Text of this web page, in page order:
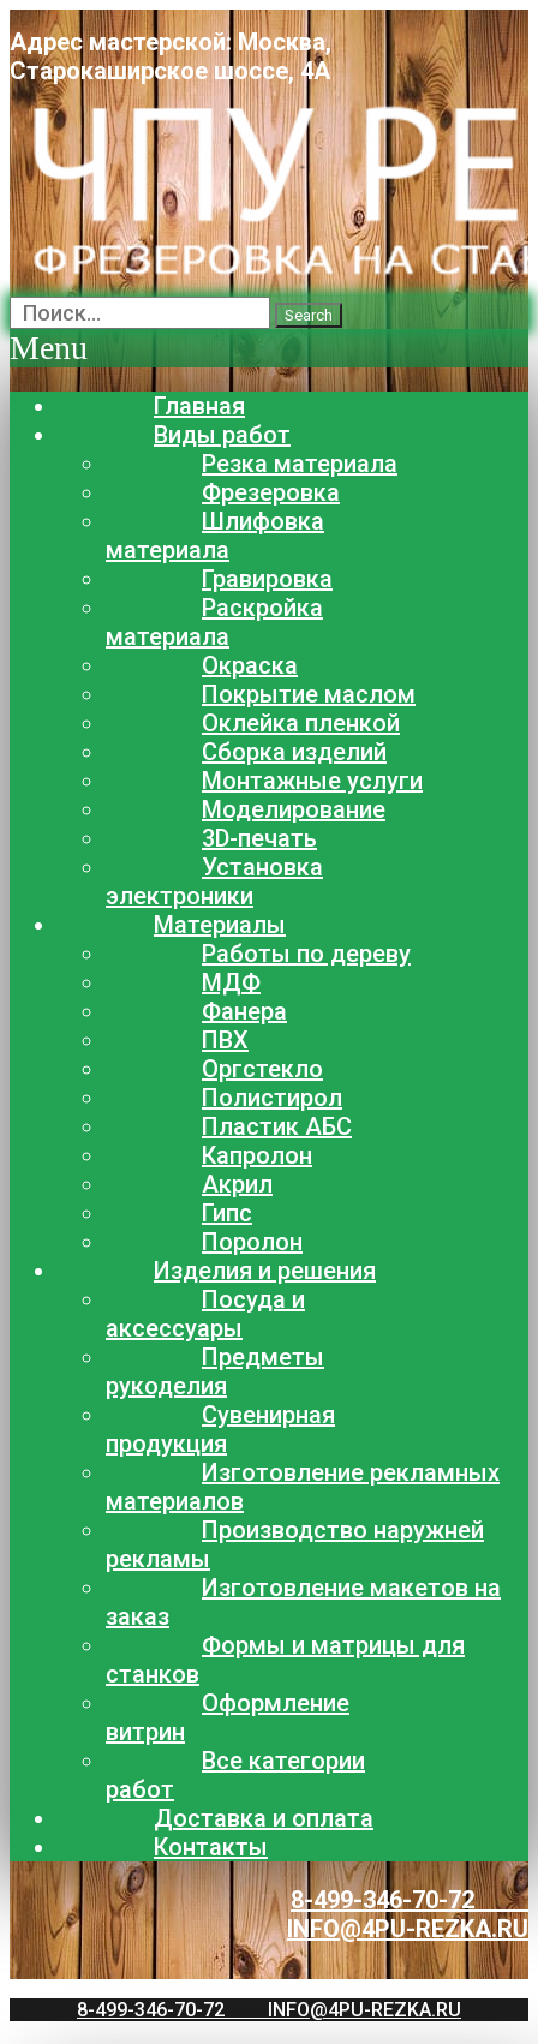
Адрес мастерской: Москва,
Старокаширское шоссе, 4А
Search
Menu
Главная
Виды работ
Резка материала
Фрезеровка
Шлифовка
материала
Гравировка
Раскройка
материала
Окраска
Покрытие маслом
Оклейка пленкой
Сборка изделий
Монтажные услуги
Моделирование
3D-печать
Установка
электроники
Материалы
Работы по дереву
МДФ
Фанера
ПВХ
Оргстекло
Полистирол
Пластик АБС
Капролон
Акрил
Гипс
Поролон
Изделия и решения
Посуда и
аксессуары
Предметы
рукоделия
Сувенирная
продукция
Изготовление рекламных
материалов
Производство наружней
рекламы
Изготовление макетов на
заказ
Формы и матрицы для
станков
Оформление
витрин
Все категории
работ
Доставка и оплата
Контакты
8-499-346-70-72
INFO@4PU-REZKA.RU
8-499-346-70-72 INFO@4PU-REZKA.RU